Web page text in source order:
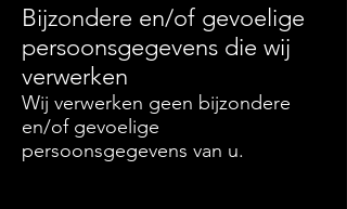
Bijzondere en/of gevoelige
persoonsgegevens die wij
verwerken
Wij verwerken geen bijzondere
en/of gevoelige
persoonsgegevens van u.